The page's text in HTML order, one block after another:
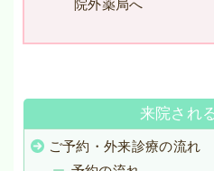
院外薬局へ
来院され
ご予約・外来診療の流れ